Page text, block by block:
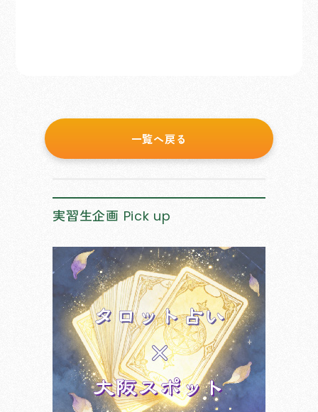
一覧へ戻る
実習生企画 Pick up